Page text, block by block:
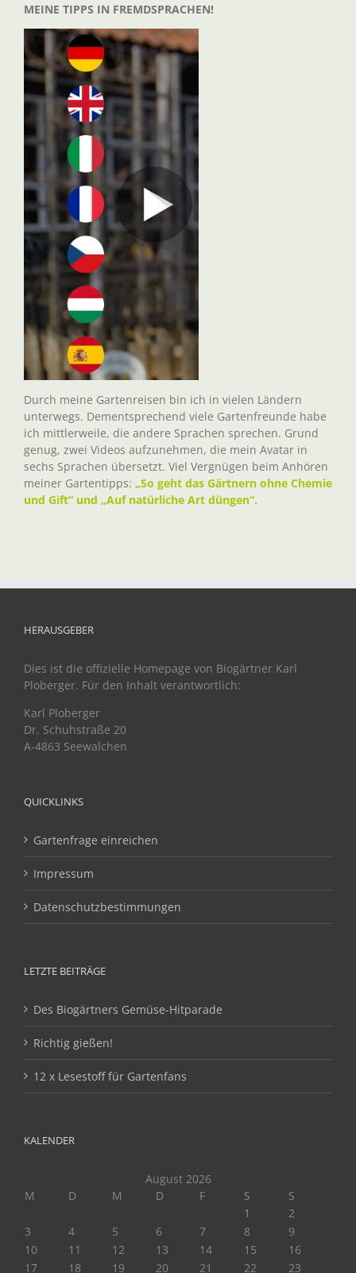
MEINE TIPPS IN FREMDSPRACHEN!
Durch meine Gartenreisen bin ich in vielen Ländern
unterwegs. Dementsprechend viele Gartenfreunde habe
ich mittlerweile, die andere Sprachen sprechen. Grund
genug, zwei Videos aufzunehmen, die mein Avatar in
sechs Sprachen übersetzt. Viel Vergnügen beim Anhören
meiner Gartentipps: „So geht das Gärtnern ohne Chemie
und Gift“ und „Auf natürliche Art düngen“.
HERAUSGEBER
Dies ist die offizielle Homepage von Biogärtner Karl
Ploberger. Für den Inhalt verantwortlich:
Karl Ploberger
Dr. Schuhstraße 20
A-4863 Seewalchen
QUICKLINKS
Gartenfrage einreichen
Impressum
Datenschutzbestimmungen
LETZTE BEITRÄGE
Des Biogärtners Gemüse-Hitparade
Richtig gießen!
12 x Lesestoff für Gartenfans
KALENDER
August 2026
M
D M D F S
S
1
2
3
4 5 6 7 8
9
10
11 12 13 14 15
16
17
18 19 20 21 22 23